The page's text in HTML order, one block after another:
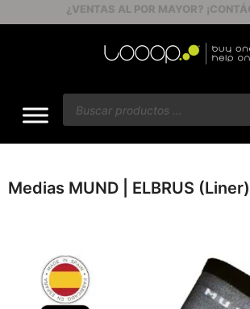
ENVÍOS GRATIS A PARTIR DE
Medias MUND | ELBRUS (Liner)